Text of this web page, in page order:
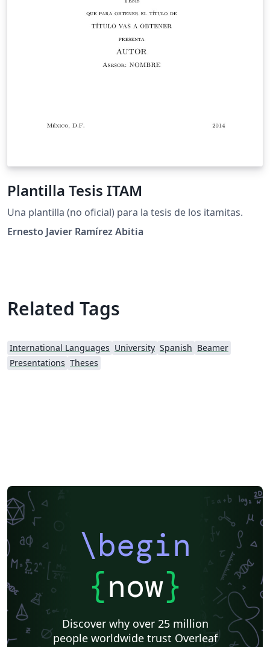
Plantilla Tesis ITAM
Una plantilla (no oficial) para la tesis de los itamitas.
Ernesto Javier Ramírez Abitia
Related Tags
International Languages University Spanish Beamer
Presentations Theses
\begin
{now}
Discover why over 25 million
people worldwide trust Overleaf